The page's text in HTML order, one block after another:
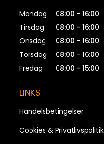
Mandag
08:00 - 16:00
Tirsdag
08:00 - 16:00
Onsdag
08:00 - 16:00
Torsdag
08:00 - 16:00
Fredag
08:00 - 15:00
LINKS
Handelsbetingelser
Cookies & Privatlivspolitik